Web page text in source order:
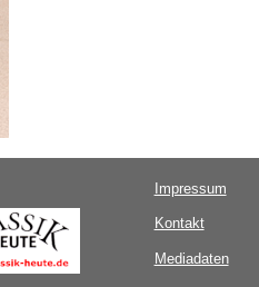
Impressum
Kontakt
Mediadaten